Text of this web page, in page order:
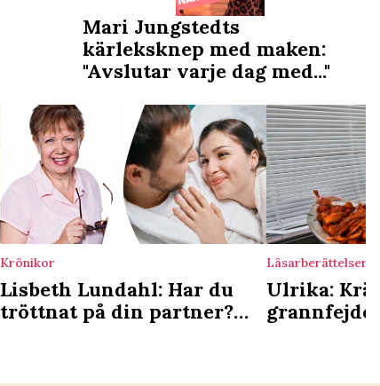
Mari Jungstedts
kärleksknep med maken:
"Avslutar varje dag med..."
Krönikor
Lisbeth Lundahl: Har du
tröttnat på din partner?
Läsarberättelser
Ulrika: